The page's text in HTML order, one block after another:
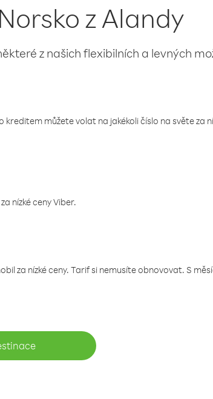
z Alandy
z našich flexibilních a levných
můžete volat na jakékoli číslo na světe za
nízké ceny Viber.
za nízké ceny. Tarif si nemusíte obnovovat. S